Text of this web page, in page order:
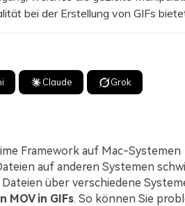
bei der Erstellung von GIFs
Claude Grok
Framework auf Mac-Systemen
auf anderen Systemen
über verschiedene
MOV in GIFs. So können Sie